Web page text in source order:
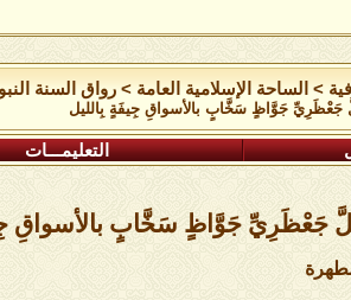
> الساحة اﻹسلامية العامة >رواق السنة
جَعْظَرِيِّ جَوَّاظٍ سَخَّابٍ بالأسواقِ جِيفَةٍ بِالليل
التعليمـــات
جَعْظَرِيِّ جَوَّاظٍ سَخَّابٍ بالأسواقِ